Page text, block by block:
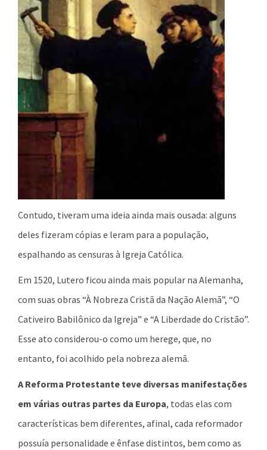
Contudo, tiveram uma ideia ainda mais ousada: alguns
deles fizeram cópias e leram para a população,
espalhando as censuras à Igreja Católica.
Em 1520, Lutero ficou ainda mais popular na Alemanha,
com suas obras “À Nobreza Cristã da Nação Alemã”, “O
Cativeiro Babilônico da Igreja” e “A Liberdade do Cristão”.
Esse ato considerou-o como um herege, que, no
entanto, foi acolhido pela nobreza alemã.
A Reforma Protestante teve diversas manifestações
em várias outras partes da Europa, todas elas com
características bem diferentes, afinal, cada reformador
possuía personalidade e ênfase distintos, bem como as